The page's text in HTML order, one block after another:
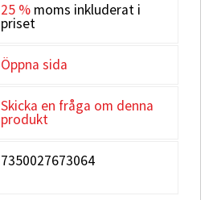
25 % moms inkluderat i
priset
Öppna sida
Skicka en fråga om denna
produkt
7350027673064